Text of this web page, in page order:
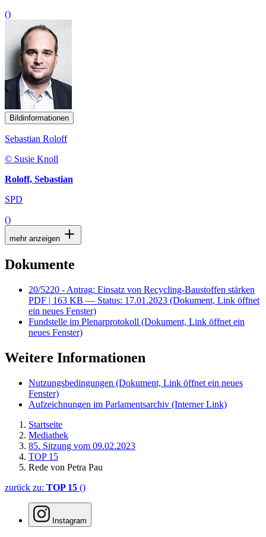
()
Bildinformationen
Sebastian Roloff
© Susie Knoll
Roloff, Sebastian
SPD
()
mehr anzeigen
Dokumente
20/5220 - Antrag: Einsatz von Recycling-Baustoffen stärken
PDF | 163 KB — Status: 17.01.2023 (Dokument, Link öffnet
ein neues Fenster)
Fundstelle im Plenarprotokoll (Dokument, Link öffnet ein
neues Fenster)
Weitere Informationen
Nutzungsbedingungen (Dokument, Link öffnet ein neues
Fenster)
Aufzeichnungen im Parlamentsarchiv (Interner Link)
Startseite
Mediathek
85. Sitzung vom 09.02.2023
TOP 15
Rede von Petra Pau
zurück zu: TOP 15 ()
Instagram